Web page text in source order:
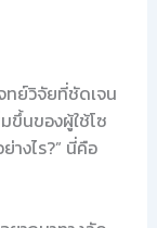
ทย์วิจัยที่ชัดเจน
ขึ้นของผู้ใช้โซ
างไร?” นี่คือ